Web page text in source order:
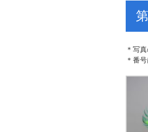
＊写
＊番